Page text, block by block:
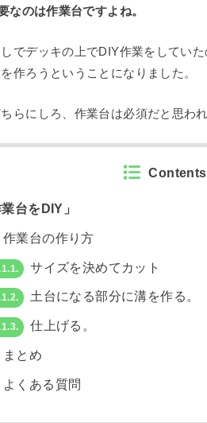
なのは作業台ですよね。
でデッキの上でDIY作業をしてい
作ろうということになりました。
らにしろ、作業台は必須だと思われ
Contents
業台をDIY」
作業台の作り方
サイズを決めてカット
土台になる部分に溝を作る。
仕上げる。
まとめ
よくある質問